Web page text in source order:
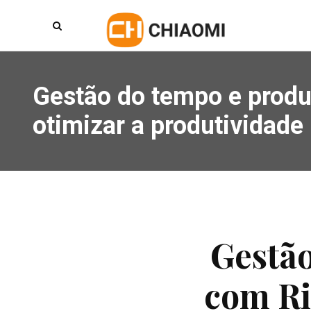
Gestão do tempo e
otimizar a produtividade
com